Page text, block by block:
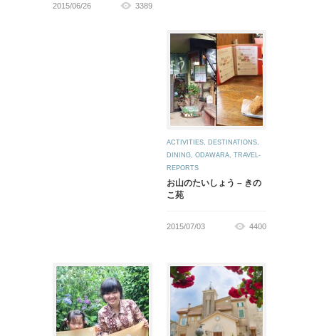
2015/06/26 3389
ACTIVITIES, DESTINATIONS,
DINING, ODAWARA, TRAVEL-
REPORTS
お山のたいしょう – きの
こ苑
2015/07/03 4400